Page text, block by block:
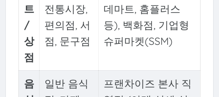
트
/
상
점
전통시장,
편의점, 서
점, 문구점
데마트, 홈플러스
등), 백화점, 기업형
슈퍼마켓(SSM)
음
일반 음식
프랜차이즈 본사 직